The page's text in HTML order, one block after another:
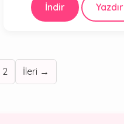
İndir Yazdır
2 İleri →